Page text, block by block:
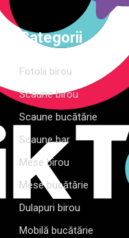
Categorii
Fotolii birou
Scaune birou
Scaune bucătărie
Scaune bar
Mese birou
Mese bucătărie
Dulapuri birou
Mobilă bucătărie